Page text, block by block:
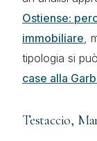
Ostiense:
immobiliare,
tipologia si
case alla
Testaccio,